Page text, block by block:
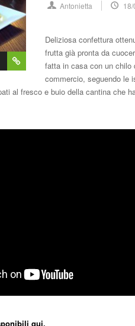
Antonietta
Deliziosa confettura
frutta già pronta da
fatta in casa con un chilo
commercio, seguendo le
al fresco e buio della cantina che
qui.